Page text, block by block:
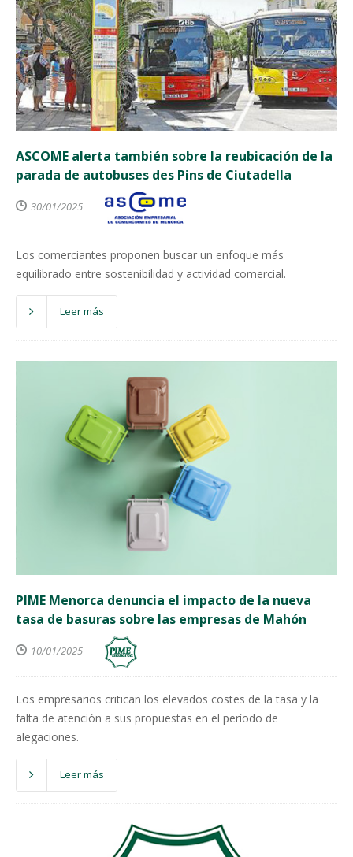
ASCOME alerta también sobre la reubicación de la
parada de autobuses des Pins de Ciutadella
30/01/2025
Los comerciantes proponen buscar un enfoque más
equilibrado entre sostenibilidad y actividad comercial.
Leer más
PIME Menorca denuncia el impacto de la nueva
tasa de basuras sobre las empresas de Mahón
10/01/2025
Los empresarios critican los elevados costes de la tasa y la
falta de atención a sus propuestas en el período de
alegaciones.
Leer más